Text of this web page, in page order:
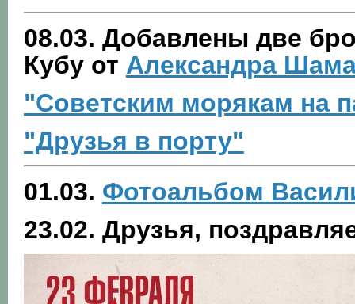
08.03. Добавлены две
Кубу от Александра
"Советским морякам на
"Друзья в порту"
01.03. Фотоальбом
23.02. Друзья,